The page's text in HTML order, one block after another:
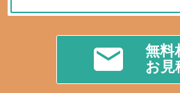
無料
お見